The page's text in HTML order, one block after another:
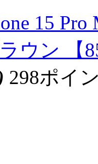
15
ウン 【
298ポイ